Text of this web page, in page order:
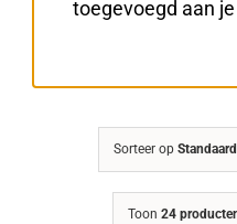
toegevoegd aan
Sorteer op
Toon 24